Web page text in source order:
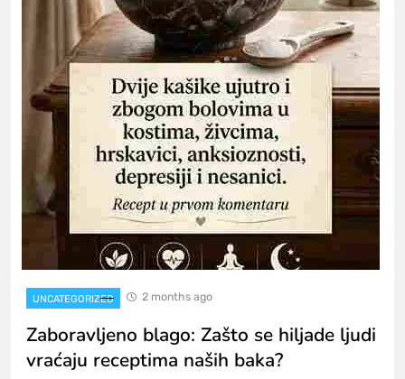
UNCATEGORIZED 2 months ago
Zaboravljeno blago: Zašto se hiljade ljudi
vraćaju receptima naših baka?